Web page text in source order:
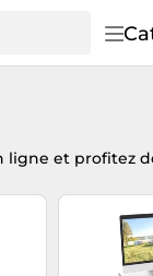
ligne et profitez